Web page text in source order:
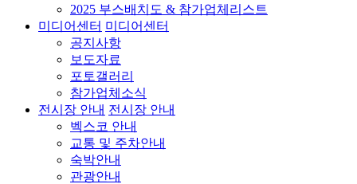
2025 부스배치도 & 참가업체리스트
미디어센터 미디어센터
공지사항
보도자료
포토갤러리
참가업체소식
전시장 안내 전시장 안내
벡스코 안내
교통 및 주차안내
숙박안내
관광안내